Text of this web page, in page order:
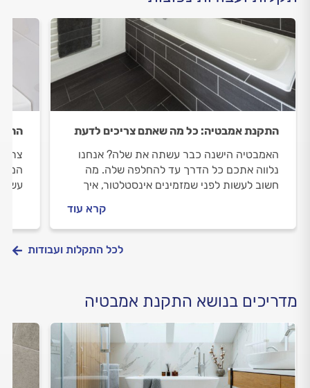
התקנת אמבטיה: כל מה שאתם צריכים לדעת
האמבטיה הישנה כבר עשתה את שלה? אנחנו
נלווה אתכם כל הדרך עד להחלפה שלה. מה
חשוב לעשות לפני שמזמינים אינסטלטור, איך
קרא עוד
לכל התקלות ועבודות
מדריכים בנושא התקנת אמבטיה